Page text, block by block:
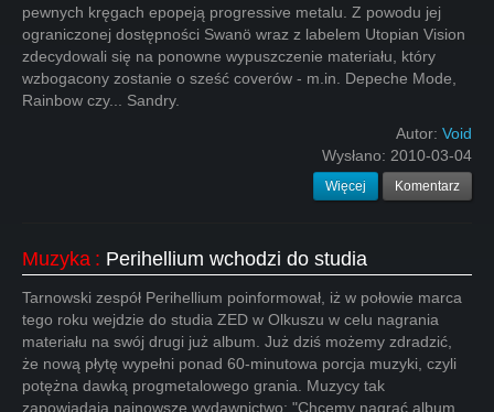
pewnych kręgach epopeją progressive metalu. Z powodu jej
ograniczonej dostępności Swanö wraz z labelem Utopian Vision
zdecydowali się na ponowne wypuszczenie materiału, który
wzbogacony zostanie o sześć coverów - m.in. Depeche Mode,
Rainbow czy... Sandry.
Autor: Void
Wysłano: 2010-03-04
Więcej Komentarz
Muzyka : Perihellium wchodzi do studia
Tarnowski zespół Perihellium poinformował, iż w połowie marca
tego roku wejdzie do studia ZED w Olkuszu w celu nagrania
materiału na swój drugi już album. Już dziś możemy zdradzić,
że nową płytę wypełni ponad 60-minutowa porcja muzyki, czyli
potężna dawką progmetalowego grania. Muzycy tak
zapowiadają najnowsze wydawnictwo: "Chcemy nagrać album,